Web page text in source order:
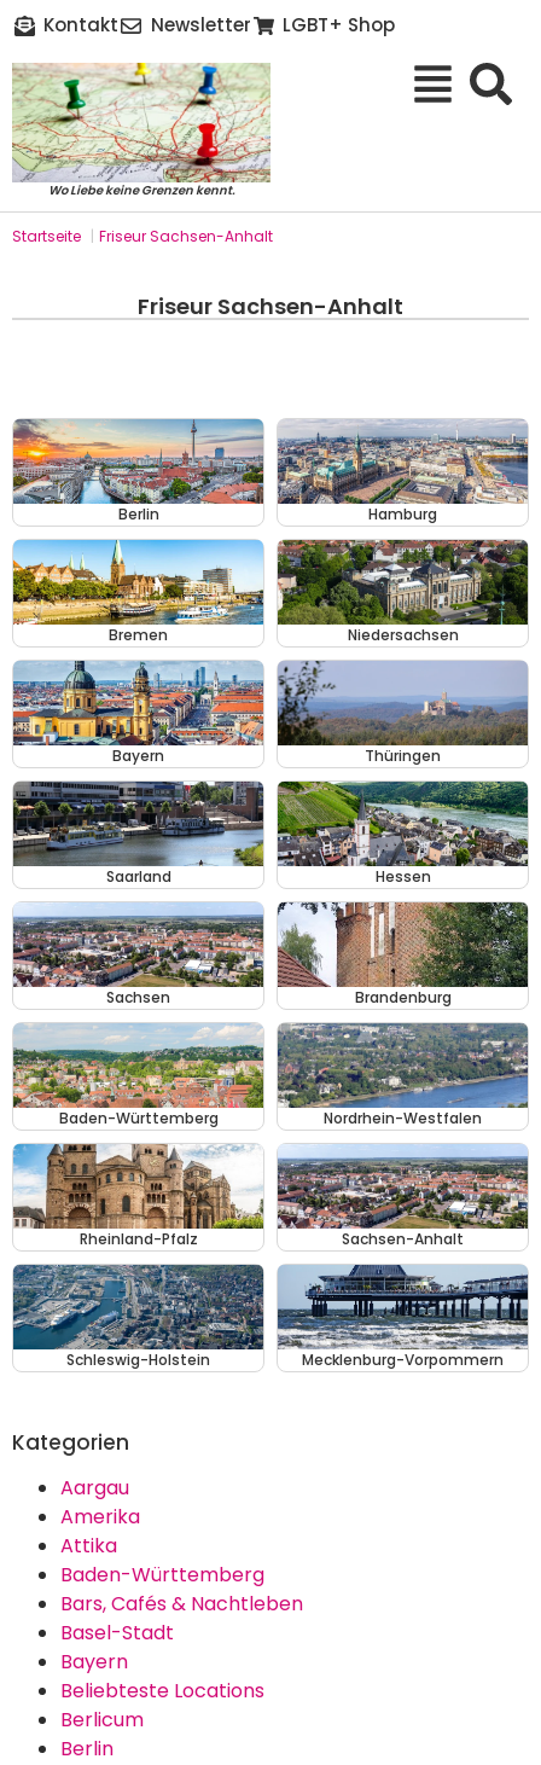
Kontakt Newsletter LGBT+ Shop
Wo Liebe keine Grenzen kennt.
Startseite | Friseur Sachsen-Anhalt
Friseur Sachsen-Anhalt
Berlin Hamburg
Bremen Niedersachsen
Bayern Thüringen
Saarland Hessen
Sachsen Brandenburg
Baden-Württemberg Nordrhein-Westfalen
Rheinland-Pfalz Sachsen-Anhalt
Schleswig-Holstein Mecklenburg-Vorpommern
Kategorien
Aargau
Amerika
Attika
Baden-Württemberg
Bars, Cafés & Nachtleben
Basel-Stadt
Bayern
Beliebteste Locations
Berlicum
Berlin